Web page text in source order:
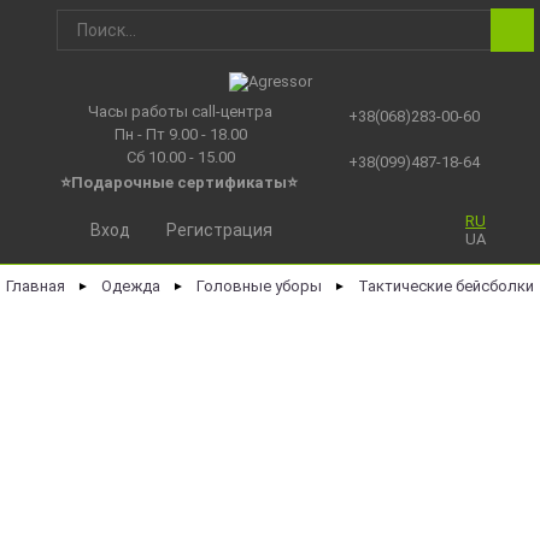
Часы работы call-центра
Пн - Пт 9.00 - 18.00
Сб 10.00 - 15.00
⭐Подарочные сертификаты⭐
+38(068)283-00-60
+38(099)487-18-64
RU
UA
Вход Регистрация
Главная ► Одежда ► Головные уборы ► Тактические бейсболки